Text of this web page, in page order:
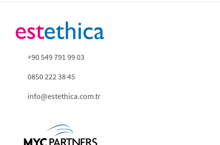
+90 549 791 99 03
0850 222 38 45
info@estethica.com.tr